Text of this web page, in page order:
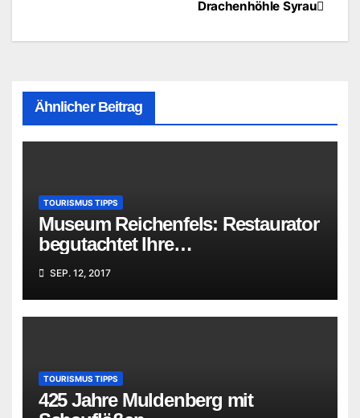
Drachenhöhle Syrau
Ähnlicher Beitrag
TOURISMUS TIPPS
Museum Reichenfels: Restaurator
begutachtet Ihre
„Familienschätze“
SEP. 12, 2017
TOURISMUS TIPPS
425 Jahre Muldenberg mit